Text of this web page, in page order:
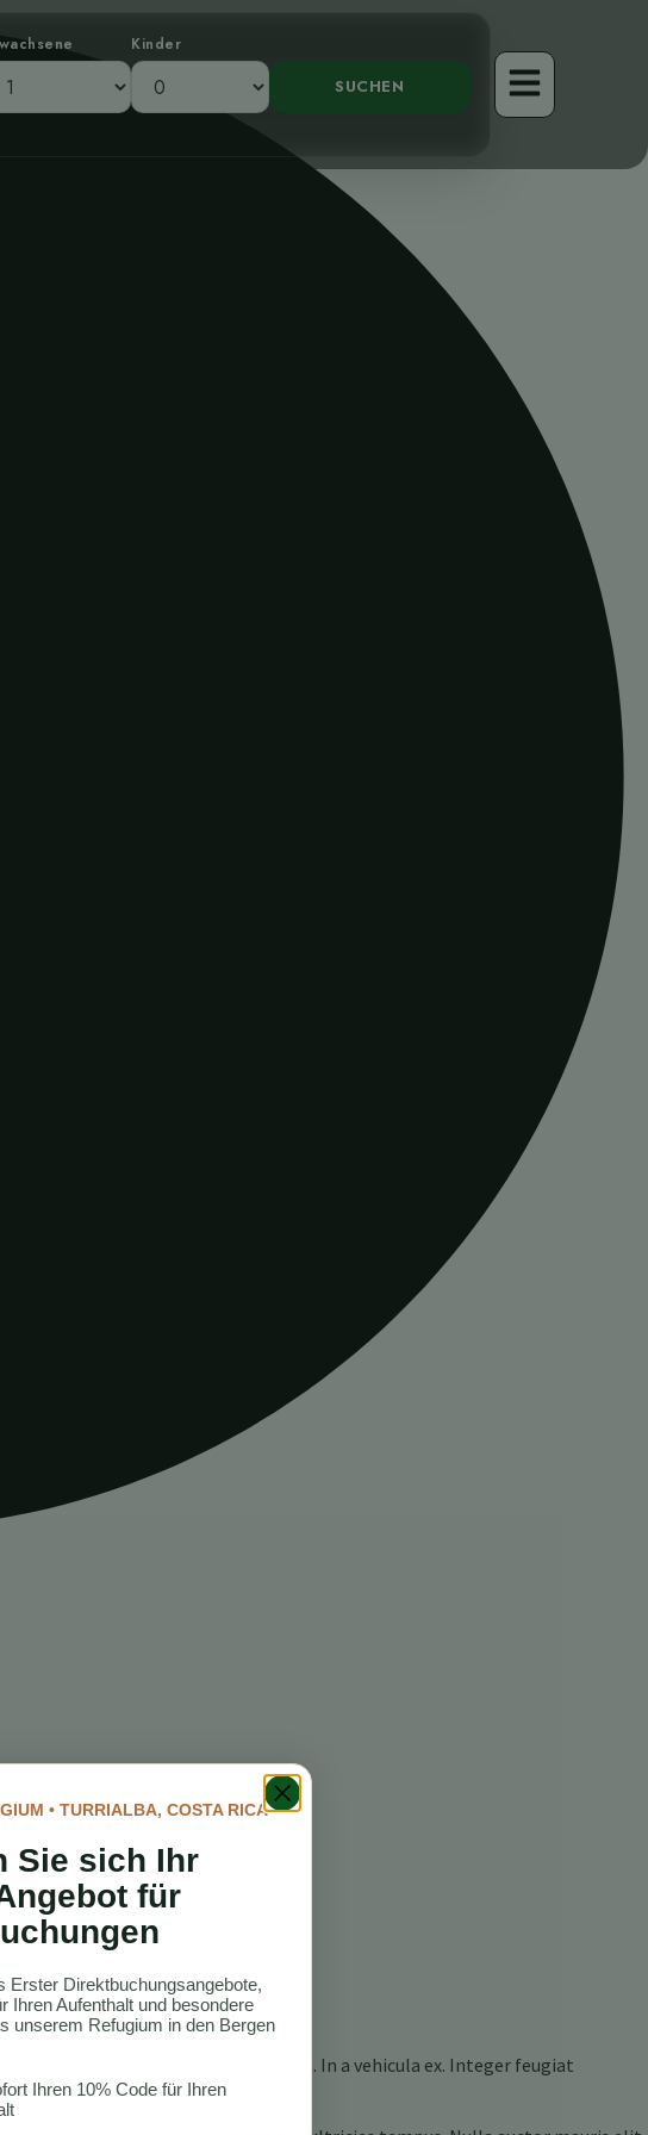
Kinder
lectus faucibus pretium maximus. In a vehicula ex. Integer feugiat
• TURRIALBA, COSTA RICA
Sie sich Ihr
für
Erster Direktbuchungsangebote,
Ihren Aufenthalt und besondere
unserem Refugium in den Bergen
Ihren 10% Code für Ihren